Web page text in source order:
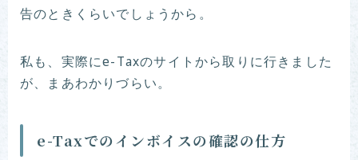
告のときくらいでしょうから。
私も、実際にe-Taxのサイトから取りに行きました
が、まあわかりづらい。
e-Taxでのインボイスの確認の仕方